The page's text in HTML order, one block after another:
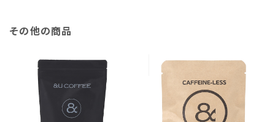
その他の商品